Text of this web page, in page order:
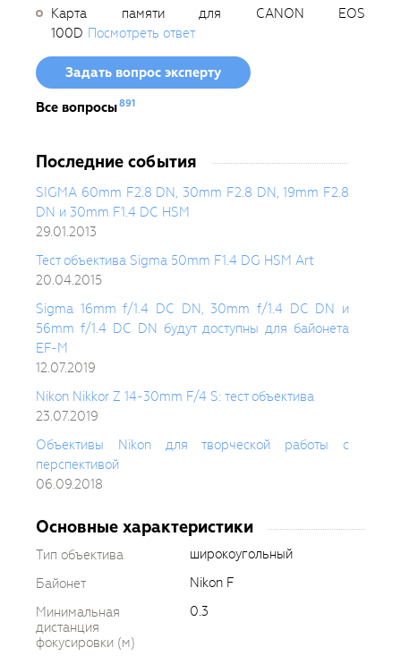
Карта памяти для CANON EOS
100D Посмотреть ответ
Задать вопрос эксперту
Все вопросы891
Последние события
SIGMA 60mm F2.8 DN, 30mm F2.8 DN, 19mm F2.8
DN и 30mm F1.4 DC HSM
29.01.2013
Тест объектива Sigma 50mm F1.4 DG HSM Art
20.04.2015
Sigma 16mm f/1.4 DC DN, 30mm f/1.4 DC DN и
56mm f/1.4 DC DN будут доступны для байонета
EF-M
12.07.2019
Nikon Nikkor Z 14-30mm F/4 S: тест объектива
23.07.2019
Объективы Nikon для творческой работы с
перспективой
06.09.2018
Основные характеристики
Тип объектива
широкоугольный
Байонет
Nikon F
Минимальная
дистанция
фокусировки (м)
0.3